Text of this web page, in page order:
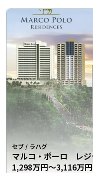
セブ/ ラハグ
マルコ・ポーロ レジ
1,298万円〜3,116万円